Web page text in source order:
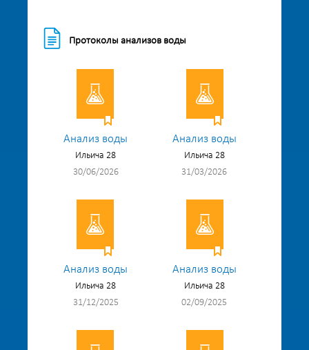
Протоколы анализов воды
Анализ воды
Ильича 28
30/06/2026
Анализ воды
Ильича 28
31/03/2026
Анализ воды
Ильича 28
31/12/2025
Анализ воды
Ильича 28
02/09/2025